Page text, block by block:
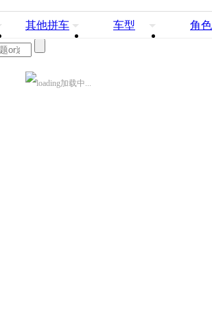
其他拼车 车型 角色
加载中...